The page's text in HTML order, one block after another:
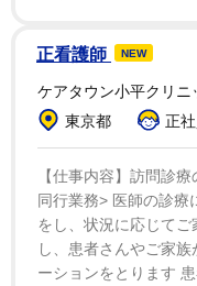
で演奏補助員として
同日には、卒業報告
に離婚しました」と
「Twitter(現・X)で
YouTubeでは何も言
なので言っておこう
正看護師 NEW
ケアタウン小平クリニ
東京都
正
【仕事内容】訪問診
同行業務> 医師の診療
をし、状況に応じて
し、患者さんやご家
ーションをとります